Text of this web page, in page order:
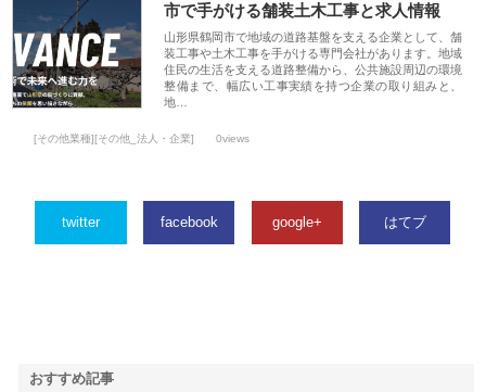
市で手がける舗装土木工事と求人情報
山形県鶴岡市で地域の道路基盤を支える企業として、舗
装工事や土木工事を手がける専門会社があります。地域
住民の生活を支える道路整備から、公共施設周辺の環境
整備まで、幅広い工事実績を持つ企業の取り組みと、
地…
[その他業種][その他_法人・企業] 0views
twitter facebook google+ はてブ
おすすめ記事